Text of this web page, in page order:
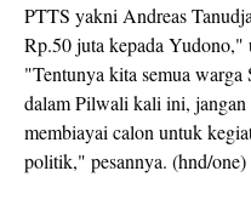
PTTS yakni Andreas
Rp.50 juta kepada Yudono,"
"Tentunya kita semua warga
dalam Pilwali kali ini, jangan
membiayai calon untuk
politik," pesannya. (hnd/one)